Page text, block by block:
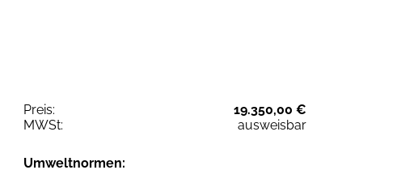
Preis:
19.350,00 €
MWSt:
ausweisbar
Umweltnormen: